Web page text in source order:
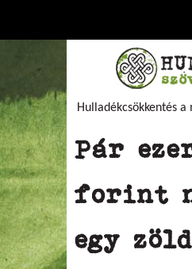
Hulladékcsökkentés
Pár
forint
egy zöld